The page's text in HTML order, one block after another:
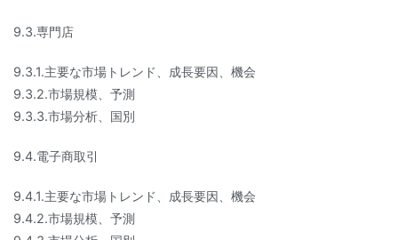
9.3.専門店
9.3.1.主要な市場トレンド、成長要因、機会
9.3.2.市場規模、予測
9.3.3.市場分析、国別
9.4.電子商取引
9.4.1.主要な市場トレンド、成長要因、機会
9.4.2.市場規模、予測